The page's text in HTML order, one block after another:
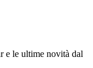
e le ultime novità dal